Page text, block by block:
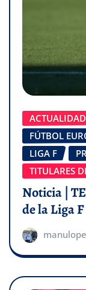
ACTUALIDAD
FÚTBOL
LIGA F
TITULARES
Noticia |
de la Liga